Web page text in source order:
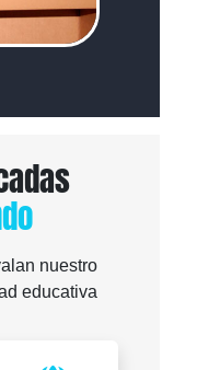
nuestro
educativa